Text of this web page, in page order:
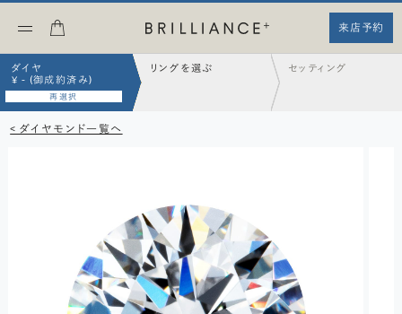
来店予約
ダイヤ
¥ - (御成約済み)
再選択
リングを選ぶ セッティング
< ダイヤモンド一覧へ